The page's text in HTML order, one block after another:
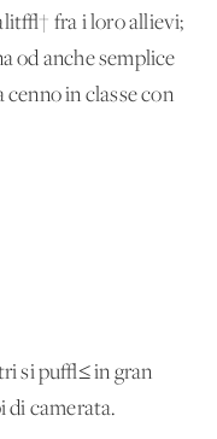
fra i loro allievi;
od anche semplice
cenno in classe con
si pu√≤ in gran
di camerata.